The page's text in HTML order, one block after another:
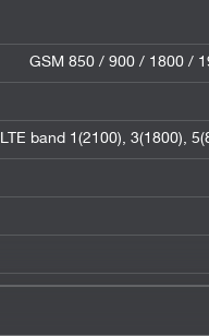
GSM 850 / 900 / 1800 /
LTE band 1(2100), 3(1800),